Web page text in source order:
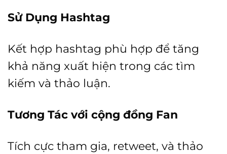
Sử Dụng Hashtag
Kết hợp hashtag phù hợp để tăng
khả năng xuất hiện trong các tìm
kiếm và thảo luận.
Tương Tác với cộng đồng Fan
Tích cực tham gia, retweet, và thảo